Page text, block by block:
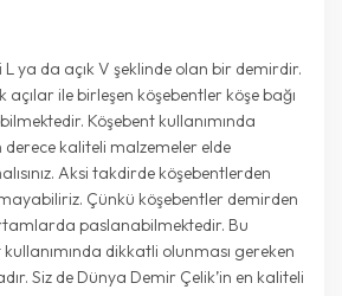
L ya da açık V şeklinde olan bir demirdir.
ile birleşen köşebentler köşe bağı
Köşebent kullanımında
kaliteli malzemeler elde
Aksi takdirde köşebentlerden
Çünkü köşebentler demirden
paslanabilmektedir. Bu
dikkatli olunması gereken
Siz de Dünya Demir Çelik’in en kaliteli